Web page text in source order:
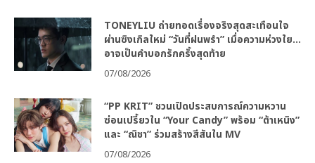
TONEYLIU ถ่ายทอดเรื่องจริงสุดสะเทือนใจ
ผ่านซิงเกิลใหม่ “วันที่ฝนพรำ” เมื่อความห่วงใย…
อาจเป็นคำบอกรักครั้งสุดท้าย
07/08/2026
“PP KRIT” ชวนเปิดประสบการณ์ความหวาน
ซ่อนเปรี้ยวใน “Your Candy” พร้อม “ต้าเหนิง”
และ “ณิชา” ร่วมสร้างสีสันใน MV
07/08/2026